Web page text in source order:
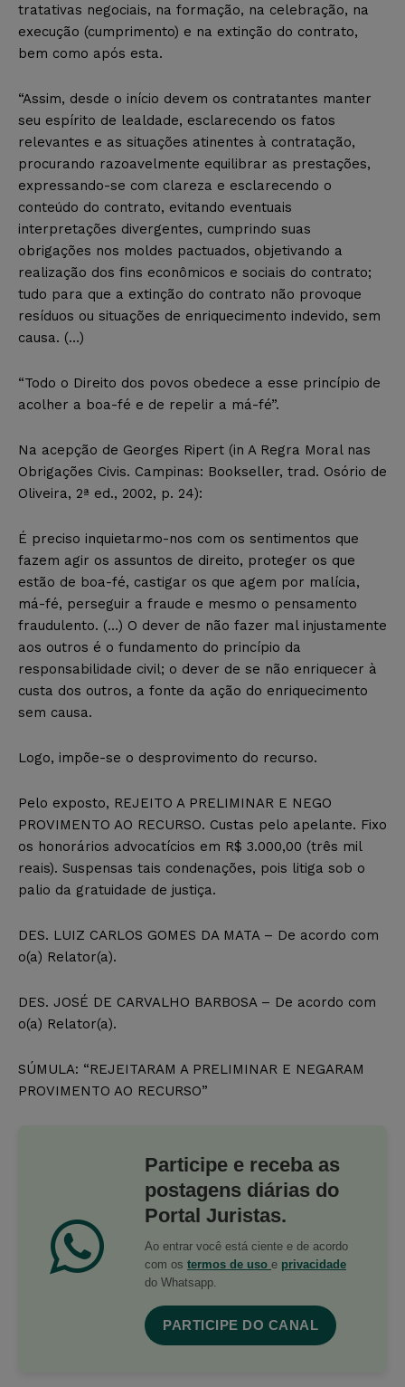
tratativas negociais, na formação, na celebração, na
execução (cumprimento) e na extinção do contrato,
bem como após esta.
“Assim, desde o início devem os contratantes manter
seu espírito de lealdade, esclarecendo os fatos
relevantes e as situações atinentes à contratação,
procurando razoavelmente equilibrar as prestações,
expressando-se com clareza e esclarecendo o
conteúdo do contrato, evitando eventuais
interpretações divergentes, cumprindo suas
obrigações nos moldes pactuados, objetivando a
realização dos fins econômicos e sociais do contrato;
tudo para que a extinção do contrato não provoque
resíduos ou situações de enriquecimento indevido, sem
causa. (…)
“Todo o Direito dos povos obedece a esse princípio de
acolher a boa-fé e de repelir a má-fé”.
Na acepção de Georges Ripert (in A Regra Moral nas
Obrigações Civis. Campinas: Bookseller, trad. Osório de
Oliveira, 2ª ed., 2002, p. 24):
É preciso inquietarmo-nos com os sentimentos que
fazem agir os assuntos de direito, proteger os que
estão de boa-fé, castigar os que agem por malícia,
má-fé, perseguir a fraude e mesmo o pensamento
fraudulento. (…) O dever de não fazer mal injustamente
aos outros é o fundamento do princípio da
responsabilidade civil; o dever de se não enriquecer à
custa dos outros, a fonte da ação do enriquecimento
sem causa.
Logo, impõe-se o desprovimento do recurso.
Pelo exposto, REJEITO A PRELIMINAR E NEGO
PROVIMENTO AO RECURSO. Custas pelo apelante. Fixo
os honorários advocatícios em R$ 3.000,00 (três mil
reais). Suspensas tais condenações, pois litiga sob o
palio da gratuidade de justiça.
DES. LUIZ CARLOS GOMES DA MATA – De acordo com
o(a) Relator(a).
DES. JOSÉ DE CARVALHO BARBOSA – De acordo com
o(a) Relator(a).
SÚMULA: “REJEITARAM A PRELIMINAR E NEGARAM
PROVIMENTO AO RECURSO”
Participe e receba as
postagens diárias do
Portal Juristas.
Ao entrar você está ciente e de acordo
com os termos de uso e privacidade
do Whatsapp.
PARTICIPE DO CANAL